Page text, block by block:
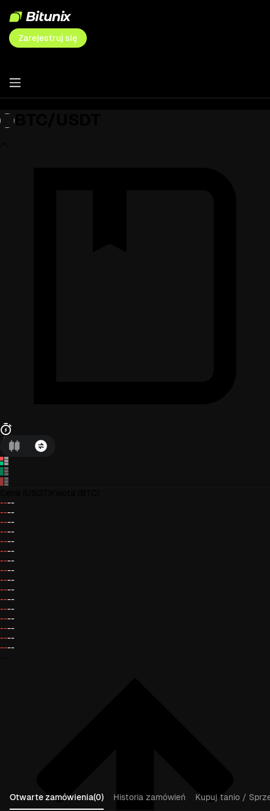
Zarejestruj się
----
----
----
----
----
----
----
----
----
----
----
----
----
----
----
----
Otwarte zamówienia(0) Historia zamówień
Kupuj tanio /